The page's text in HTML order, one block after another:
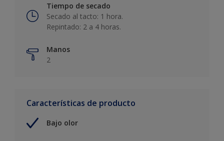
Tiempo de secado
Secado al tacto: 1 hora.
Repintado: 2 a 4 horas.
Manos
2
Características de producto
Bajo olor